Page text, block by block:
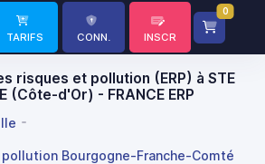
TARIFS CONN. INSCR
0
risques et pollution (ERP) à STE
(Côte-d'Or) - FRANCE ERP
Bourgogne-Franche-Comté